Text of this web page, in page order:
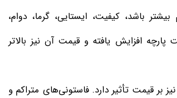
باشد، کیفیت، ایستایی، گرما، دوام،
افزایش یافته و قیمت آن نیز بالاتر
بر قیمت تأثیر دارد. فاستونی‌های متراکم و